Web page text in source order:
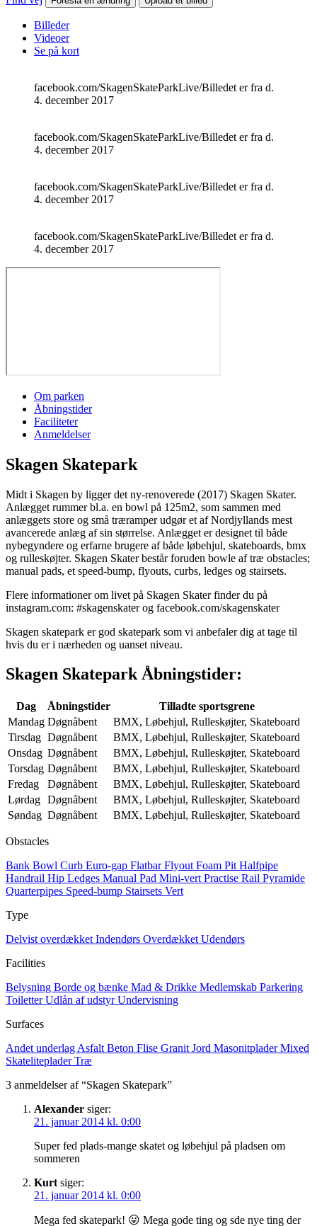
Billeder
Videoer
Se på kort
facebook.com/SkagenSkateParkLive/Billedet er fra d.
4. december 2017
facebook.com/SkagenSkateParkLive/Billedet er fra d.
4. december 2017
facebook.com/SkagenSkateParkLive/Billedet er fra d.
4. december 2017
facebook.com/SkagenSkateParkLive/Billedet er fra d.
4. december 2017
Om parken
Åbningstider
Faciliteter
Anmeldelser
Skagen Skatepark
Midt i Skagen by ligger det ny-renoverede (2017) Skagen Skater.
Anlægget rummer bl.a. en bowl på 125m2, som sammen med
anlæggets store og små træramper udgør et af Nordjyllands mest
avancerede anlæg af sin størrelse. Anlægget er designet til både
nybegyndere og erfarne brugere af både løbehjul, skateboards, bmx
og rulleskøjter. Skagen Skater består foruden bowle af træ obstacles;
manual pads, et speed-bump, flyouts, curbs, ledges og stairsets.
Flere informationer om livet på Skagen Skater finder du på
instagram.com: #skagenskater og facebook.com/skagenskater
Skagen skatepark er god skatepark som vi anbefaler dig at tage til
hvis du er i nærheden og uanset niveau.
Skagen Skatepark Åbningstider:
Dag Åbningstider
Tilladte sportsgrene
Mandag Døgnåbent
BMX, Løbehjul, Rulleskøjter, Skateboard
Tirsdag Døgnåbent
BMX, Løbehjul, Rulleskøjter, Skateboard
Onsdag Døgnåbent
BMX, Løbehjul, Rulleskøjter, Skateboard
Torsdag Døgnåbent
BMX, Løbehjul, Rulleskøjter, Skateboard
Fredag
Døgnåbent
BMX, Løbehjul, Rulleskøjter, Skateboard
Lørdag Døgnåbent
BMX, Løbehjul, Rulleskøjter, Skateboard
Søndag Døgnåbent BMX, Løbehjul, Rulleskøjter, Skateboard
Obstacles
Bank Bowl Curb Euro-gap FlatbarFlyout Foam Pit Halfpipe
Handrail Hip Ledges Manual Pad Mini-vert Practise Rail Pyramide
Quarterpipes Speed-bump Stairsets Vert
Type
Delvist overdækket Indendørs Overdækket Udendørs
Facilities
Belysning Borde og bænke Mad & Drikke Medlemskab Parkering
ToiletterUdlån af udstyrUndervisning
Surfaces
Andet underlag Asfalt Beton Flise Granit Jord MasonitpladerMixed
SkatelitepladerTræ
3 anmeldelser af “Skagen Skatepark”
Alexander siger:
21. januar 2014 kl. 0:00
Super fed plads-mange skatet og løbehjul på pladsen om
sommeren
Kurt siger:
21. januar 2014 kl. 0:00
Mega fed skatepark! 😛 Mega gode ting og sde nye ting der